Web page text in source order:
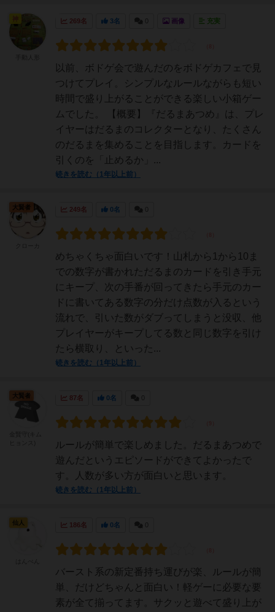
269名 3名 画像 充実
以前、ボドゲ会で遊んだのをボドゲカフェで見
つけてプレイ。シンプルなルールながらも短い
時間で盛り上がることができる楽しい小箱ゲー
ムでした。 【概要】『だるまあつめ』は、プレ
イヤーはだるまのコレクターとなり、たくさん
のだるまを集めることを目指します。カードを
引くのを「止めるか」...
続きを読む（1年以上前）
神
249名 0名
めちゃくちゃ面白いです！山札から1から10ま
での数字が書かれただるまのカードを引き手元
にキープ、次の手番が回ってきたら手元のカー
ドに書いてある数字の分だけ点数が入るという
流れで、引いた数がダブってしまうと没収、他
プレイヤーがキープしてる数と同じ数字を引け
たら横取り、といった...
続きを読む（1年以上前）
大賢者
87名 0名
ルールが簡単で楽しめました。だるまあつめで
遊んだというエピソードができてよかったで
す。人数が多い方が面白いと思います。
続きを読む（1年以上前）
大賢者
186名 0名
バースト系の新定番持ち運びが楽、ルールが簡
単、だけどちゃんと面白い！軽ゲーに必要な要
素が全て揃ってます。サクッと遊べて盛り上が
仙人